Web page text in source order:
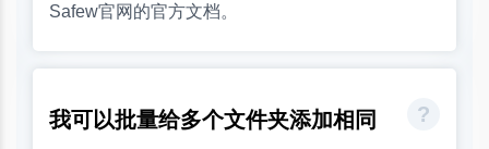
Safew官网的官方文档。
我可以批量给多个文件夹添加相同